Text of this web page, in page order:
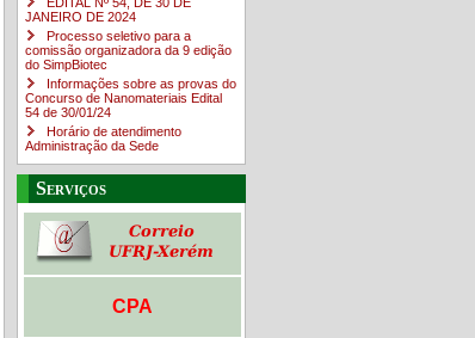
JANEIRO DE 2024
Processo seletivo para a
comissão organizadora da 9 edição
do SimpBiotec
Informações sobre as provas do
Concurso de Nanomateriais Edital
54 de 30/01/24
Horário de atendimento
Administração da Sede
Serviços
CPA